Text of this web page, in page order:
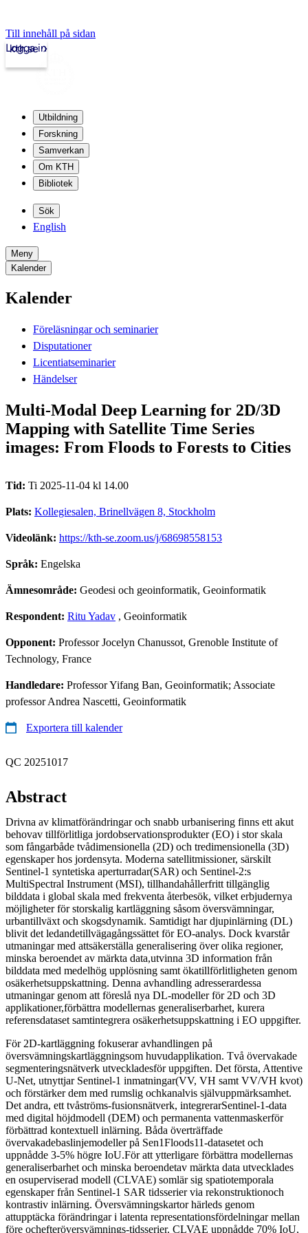
Till innehåll på sidan
kth.se
Logga in
Utbildning
Forskning
Samverkan
Om KTH
Bibliotek
Sök
English
Meny
Kalender
Kalender
Föreläsningar och seminarier
Disputationer
Licentiatseminarier
Händelser
Multi-Modal Deep Learning for 2D/3D
Mapping with Satellite Time Series
images: From Floods to Forests to Cities
Tid: Ti 2025-11-04 kl 14.00
Plats: Kollegiesalen, Brinellvägen 8, Stockholm
Videolänk: https://kth-se.zoom.us/j/68698558153
Språk: Engelska
Ämnesområde: Geodesi och geoinformatik, Geoinformatik
Respondent: Ritu Yadav , Geoinformatik
Opponent: Professor Jocelyn Chanussot, Grenoble Institute of
Technology, France
Handledare: Professor Yifang Ban, Geoinformatik; Associate
professor Andrea Nascetti, Geoinformatik
Exportera till kalender
QC 20251017
Abstract
Drivna av klimatförändringar och snabb urbanisering finns ett akut
behovav tillförlitliga jordobservationsprodukter (EO) i stor skala
som fångarbåde tvådimensionella (2D) och tredimensionella (3D)
egenskaper hos jordensyta. Moderna satellitmissioner, särskilt
Sentinel-1 syntetiska aperturradar(SAR) och Sentinel-2:s
MultiSpectral Instrument (MSI), tillhandahållerfritt tillgänglig
bilddata i global skala med frekventa återbesök, vilket erbjudernya
möjligheter för storskalig kartläggning såsom översvämningar,
urbantillväxt och skogsdynamik. Samtidigt har djupinlärning (DL)
blivit det ledandetillvägagångssättet för EO-analys. Dock kvarstår
utmaningar med attsäkerställa generalisering över olika regioner,
minska beroendet av märkta data,utvinna 3D information från
bilddata med medelhög upplösning samt ökatillförlitligheten genom
osäkerhetsuppskattning. Denna avhandling adresserardessa
utmaningar genom att föreslå nya DL-modeller för 2D och 3D
applikationer,förbättra modellernas generaliserbarhet, kurera
referensdataset samtintegrera osäkerhetsuppskattning i EO uppgifter.
För 2D-kartläggning fokuserar avhandlingen på
översvämningskartläggningsom huvudapplikation. Två övervakade
segmenteringsnätverk utveckladesför uppgiften. Det första, Attentive
U-Net, utnyttjar Sentinel-1 inmatningar(VV, VH samt VV/VH kvot)
och förstärker dem med rumslig ochkanalvis självuppmärksamhet.
Det andra, ett tvåströms-fusionsnätverk, integrerarSentinel-1-data
med digital höjdmodell (DEM) och permanenta vattenmaskerför
förbättrad kontextuell inlärning. Båda överträffade
övervakadebaslinjemodeller på Sen1Floods11-datasetet och
uppnådde 3-5% högre IoU.För att ytterligare förbättra modellernas
generaliserbarhet och minska beroendetav märkta data utvecklades
en osuperviserad modell (CLVAE) somlär sig spatiotemporala
egenskaper från Sentinel-1 SAR tidsserier via rekonstruktionoch
kontrastiv inlärning. Översvämningskartor härleds genom
attupptäcka förändringar i latenta representationsfördelningar mellan
före ochefteröversvämnings-tidsserier. CLVAE uppnådde 70% IoU,